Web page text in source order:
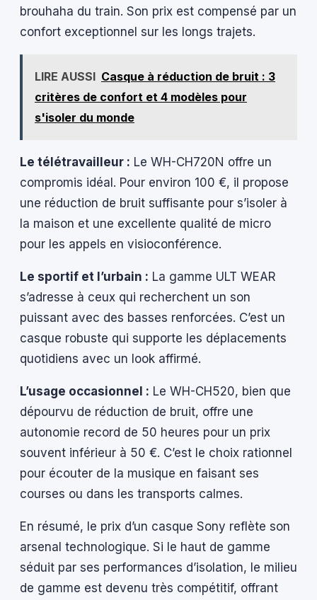
brouhaha du train. Son prix est compensé par un
confort exceptionnel sur les longs trajets.
LIRE AUSSI Casque à réduction de bruit : 3
critères de confort et 4 modèles pour
s'isoler du monde
Le télétravailleur : Le WH-CH720N offre un
compromis idéal. Pour environ 100 €, il propose
une réduction de bruit suffisante pour s’isoler à
la maison et une excellente qualité de micro
pour les appels en visioconférence.
Le sportif et l’urbain : La gamme ULT WEAR
s’adresse à ceux qui recherchent un son
puissant avec des basses renforcées. C’est un
casque robuste qui supporte les déplacements
quotidiens avec un look affirmé.
L’usage occasionnel : Le WH-CH520, bien que
dépourvu de réduction de bruit, offre une
autonomie record de 50 heures pour un prix
souvent inférieur à 50 €. C’est le choix rationnel
pour écouter de la musique en faisant ses
courses ou dans les transports calmes.
En résumé, le prix d’un casque Sony reflète son
arsenal technologique. Si le haut de gamme
séduit par ses performances d’isolation, le milieu
de gamme est devenu très compétitif, offrant